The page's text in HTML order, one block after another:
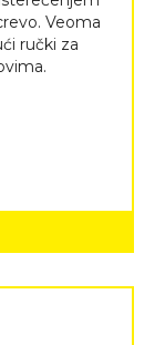
Veoma
ručki za